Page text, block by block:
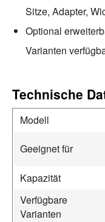
Sitze, Adapter,
Optional
Varianten
Technische
Modell
Geeignet für
Kapazität
Verfügbare
Varianten